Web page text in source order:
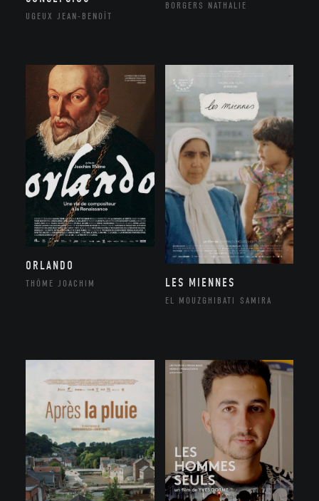
UGEUX JEAN-BENOÎT
BORGERS NATHALIE
ORLANDO
THÔME JOACHIM LES MIENNES
EL MOUZGHIBATI SAMIRA